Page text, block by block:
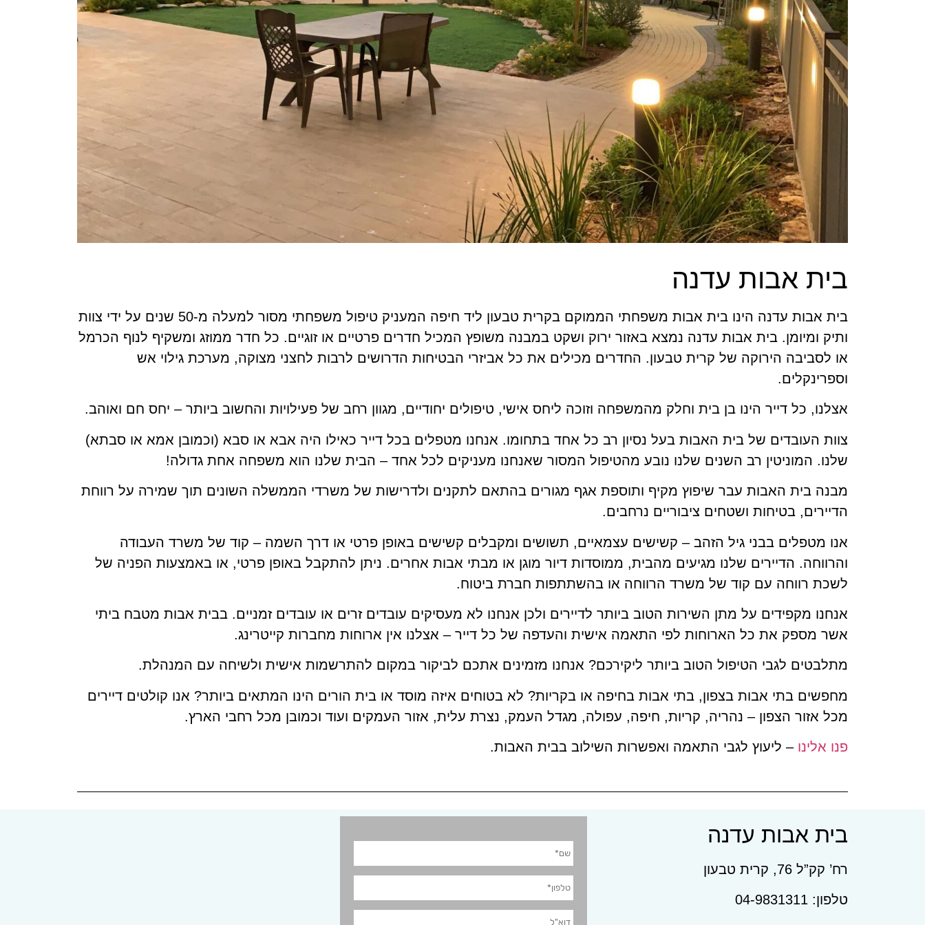
בית אבות עדנה
בית אבות עדנה הינו בית אבות משפחתי הממוקם בקרית טבעון ליד חיפה המעניק טיפול משפחתי מסור למעלה מ-50 שנים על ידי צוות
ותיק ומיומן. בית אבות עדנה נמצא באזור ירוק ושקט במבנה משופץ המכיל חדרים פרטיים או זוגיים. כל חדר ממוזג ומשקיף לנוף הכרמל
או לסביבה הירוקה של קרית טבעון. החדרים מכילים את כל אביזרי הבטיחות הדרושים לרבות לחצני מצוקה, מערכת גילוי אש
וספרינקלים.
אצלנו, כל דייר הינו בן בית וחלק מהמשפחה וזוכה ליחס אישי, טיפולים יחודיים, מגוון רחב של פעילויות והחשוב ביותר – יחס חם ואוהב.
צוות העובדים של בית האבות בעל נסיון רב כל אחד בתחומו. אנחנו מטפלים בכל דייר כאילו היה אבא או סבא (וכמובן אמא או סבתא)
שלנו. המוניטין רב השנים שלנו נובע מהטיפול המסור שאנחנו מעניקים לכל אחד – הבית שלנו הוא משפחה אחת גדולה!
מבנה בית האבות עבר שיפוץ מקיף ותוספת אגף מגורים בהתאם לתקנים ולדרישות של משרדי הממשלה השונים תוך שמירה על רווחת
הדיירים, בטיחות ושטחים ציבוריים נרחבים.
אנו מטפלים בבני גיל הזהב – קשישים עצמאיים, תשושים ומקבלים קשישים באופן פרטי או דרך השמה – קוד של משרד העבודה
והרווחה. הדיירים שלנו מגיעים מהבית, ממוסדות דיור מוגן או מבתי אבות אחרים. ניתן להתקבל באופן פרטי, או באמצעות הפניה של
לשכת רווחה עם קוד של משרד הרווחה או בהשתתפות חברת ביטוח.
אנחנו מקפידים על מתן השירות הטוב ביותר לדיירים ולכן אנחנו לא מעסיקים עובדים זרים או עובדים זמניים. בבית אבות מטבח ביתי
אשר מספק את כל הארוחות לפי התאמה אישית והעדפה של כל דייר – אצלנו אין ארוחות מחברות קייטרינג.
מתלבטים לגבי הטיפול הטוב ביותר ליקירכם? אנחנו מזמינים אתכם לביקור במקום להתרשמות אישית ולשיחה עם המנהלת.
מחפשים בתי אבות בצפון, בתי אבות בחיפה או בקריות? לא בטוחים איזה מוסד או בית הורים הינו המתאים ביותר? אנו קולטים דיירים
מכל אזור הצפון – נהריה, קריות, חיפה, עפולה, מגדל העמק, נצרת עלית, אזור העמקים ועוד וכמובן מכל רחבי הארץ.
פנו אלינו – ליעוץ לגבי התאמה ואפשרות השילוב בבית האבות.
בית אבות עדנה
רח’ קק”ל 76, קרית טבעון
טלפון: 04-9831311